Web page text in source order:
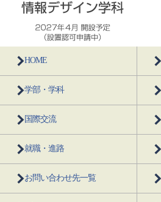
HOME
学部・学科
国際交流
就職・進路
お問い合わせ先一覧